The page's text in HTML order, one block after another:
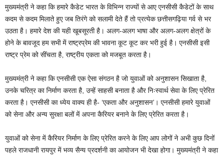
मुख्यमंत्री ने कहा कि हमारे कैडेट भारत के विभिन्न राज्यों से आए एनसीसी कैडेटों के साथ
कदम से कदम मिलाते हुए जब तिरंगे को सलामी देते हैं तो प्रत्येक छत्तीसगढ़िया गर्व से भर
उठता है। हमारे देश की यही खूबसूरती है। अलग-अलग भाषा और अलग-अलग क्षेत्रों के
होने के बावजूद हम सभी में राष्ट्रप्रेम की भावना कूट कूट कर भरी हुई है। एनसीसी इसी
राष्ट्र प्रेम को सींचता है, राष्ट्रीय एकता को मजबूत करता है।
मुख्यमंत्री ने कहा कि एनसीसी एक ऐसा संगठन है जो युवाओं को अनुशासन सिखाता है,
उनके चरित्र का निर्माण करता है, उन्हें साहसी बनाता है और निःस्वार्थ सेवा के लिए प्रेरित
करता है। एनसीसी का ध्येय वाक्य ही है- ‘एकता और अनुशासन’। एनसीसी हमारे युवाओं
को सेना और अन्य सुरक्षा बलों में अपना कैरियर बनाने के लिए प्रेरित करता है।
युवाओं को सेना में कैरियर निर्माण के लिए प्रेरित करने के लिए आप लोगों ने अभी कुछ दिनों
पहले राजधानी रायपुर में भव्य सैन्य प्रदर्शनी का आयोजन भी देखा होगा। मुख्यमंत्री ने कहा